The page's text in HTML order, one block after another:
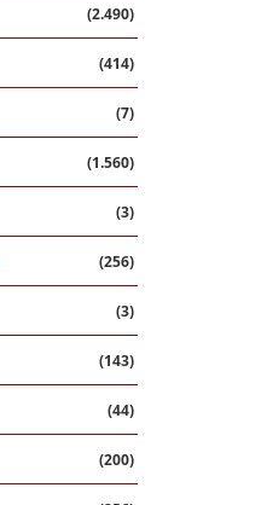
(2.490)
(414)
(7)
(1.560)
(3)
(256)
(3)
(143)
(44)
(200)